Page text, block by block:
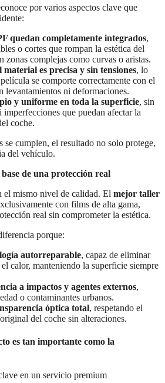
por varios aspectos clave que
quedan completamente integrados,
o cortes que rompan la estética del
zonas complejas como curvas o aristas.
es precisa y sin tensiones, lo
se comporte correctamente con el
levantamientos ni deformaciones.
y uniforme en toda la superficie, sin
imperfecciones que puedan afectar la
coche.
se cumplen, el resultado no solo protege,
del vehículo.
de una protección real
el mismo nivel de calidad. El mejor taller
con films de alta gama,
real sin comprometer la estética.
porque:
autorreparable, capaz de eliminar
calor, manteniendo la superficie siempre
a impactos y agentes externos,
o contaminantes urbanos.
óptica total, respetando el
del coche sin alteraciones.
es tan importante como la
en un servicio premium